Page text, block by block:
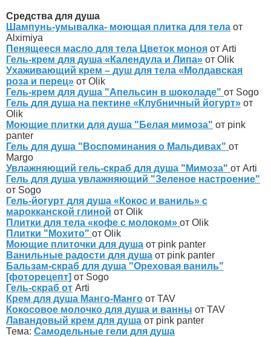
Средства для душа
Шампунь-умывалка- моющая плитка для тела от
Alximiya
Пенящееся масло для тела Цветок моноя от Arti
Гель-крем для душа «Календула и Липа» от Olik
Ухаживающий крем – душ для тела «Молдавская
роза и перец» от Olik
Гель-крем для душа "Апельсин в шоколаде" от Sogo
Гель для душа на пектине «Клубничный йогурт» от
Olik
Моющие плитки для душа "Белая мимоза" от pink
panter
Гель для душа "Воспоминания о Мальдивах" от
Margo
Увлажняющий гель-скраб для душа "Мимоза" от Arti
Гель для душа увлажняющий "Зеленое настроение"
от Sogo
Гель-йогурт для душа «Кокос и ваниль» с
марокканской глиной от Olik
Плитки для тела «кофе с молоком» от Olik
Плитки "Мохито" от Olik
Моющие плиточки для душа от pink panter
Ванильные радости для душа от pink panter
Бальзам-скраб для душа "Ореховая ваниль"
[фоторецепт] от Sogo
Гель-скраб от Arti
Крем для душа Манго-Манго от TAV
Кокосовое молочко для душа и ванны от TAV
Лавандовый крем для душа от pink panter
Тема: Самодельные гели для душа